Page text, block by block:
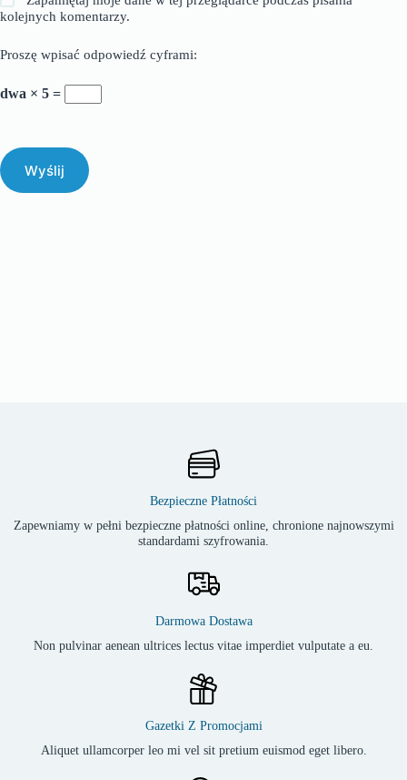
kolejnych komentarzy.
Proszę wpisać odpowiedź cyframi:
dwa × 5 =
Wyślij
Bezpieczne Płatności
Zapewniamy w pełni bezpieczne płatności online, chronione najnowszymi
standardami szyfrowania.
Darmowa Dostawa
Non pulvinar aenean ultrices lectus vitae imperdiet vulputate a eu.
Gazetki Z Promocjami
Aliquet ullamcorper leo mi vel sit pretium euismod eget libero.